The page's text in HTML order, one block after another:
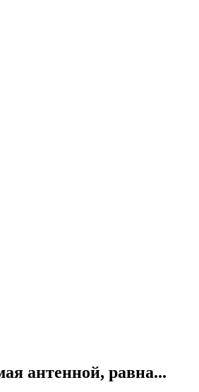
антенной, равна...